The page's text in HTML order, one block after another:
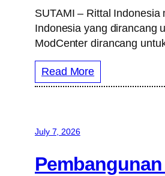
SUTAMI – Rittal
Indonesia yang dirancang
ModCenter dirancang
Read More
July 7, 2026